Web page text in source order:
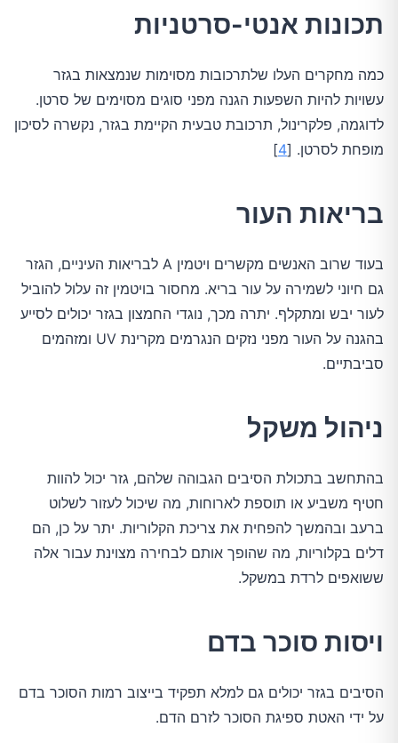
תכונות אנטי-סרטניות
כמה מחקרים העלו שלתרכובות מסוימות שנמצאות בגזר
עשויות להיות השפעות הגנה מפני סוגים מסוימים של סרטן.
לדוגמה, פלקרינול, תרכובת טבעית הקיימת בגזר, נקשרה לסיכון
מופחת לסרטן. [4
]
בריאות העור
בעוד שרוב האנשים מקשרים ויטמין A לבריאות העיניים, הגזר
גם חיוני לשמירה על עור בריא. מחסור בויטמין זה עלול להוביל
לעור יבש ומתקלף. יתרה מכך, נוגדי החמצון בגזר יכולים לסייע
בהגנה על העור מפני נזקים הנגרמים מקרינת UV ומזהמים
סביבתיים.
ניהול משקל
בהתחשב בתכולת הסיבים הגבוהה שלהם, גזר יכול להוות
חטיף משביע או תוספת לארוחות, מה שיכול לעזור לשלוט
ברעב ובהמשך להפחית את צריכת הקלוריות. יתר על כן, הם
דלים בקלוריות, מה שהופך אותם לבחירה מצוינת עבור אלה
ששואפים לרדת במשקל.
ויסות סוכר בדם
הסיבים בגזר יכולים גם למלא תפקיד בייצוב רמות הסוכר בדם
על ידי האטת ספיגת הסוכר לזרם הדם.